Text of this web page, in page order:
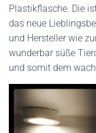
Plastikflasche. Die
das neue
und Hersteller wie
wunderbar süße
und somit dem